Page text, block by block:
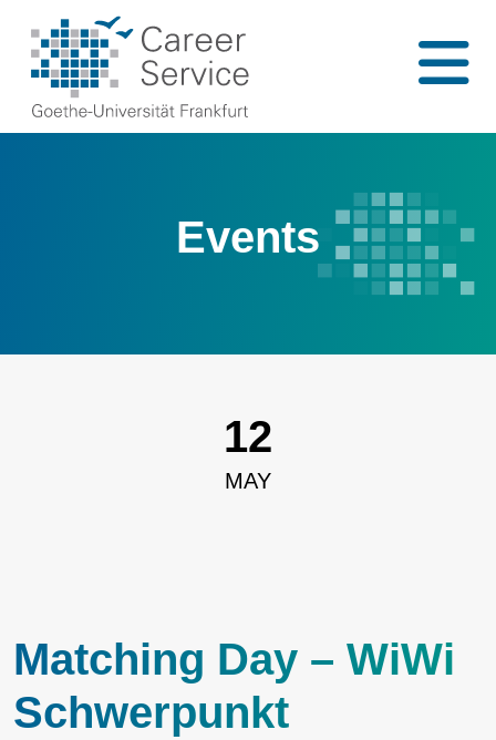
Events
12
MAY
Matching Day – WiWi
Schwerpunkt